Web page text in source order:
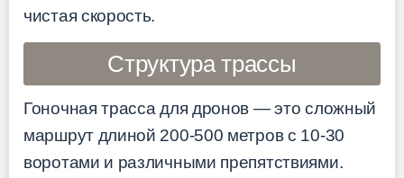
чистая скорость.
Структура трассы
Гоночная трасса для дронов — это сложный
маршрут длиной 200-500 метров с 10-30
воротами и различными препятствиями.